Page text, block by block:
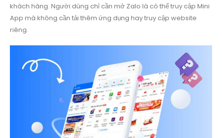
khách hàng. Người dùng chỉ cần mở Zalo là có thể truy cập Mini
App mà không cần tải thêm ứng dụng hay truy cập website
riêng.